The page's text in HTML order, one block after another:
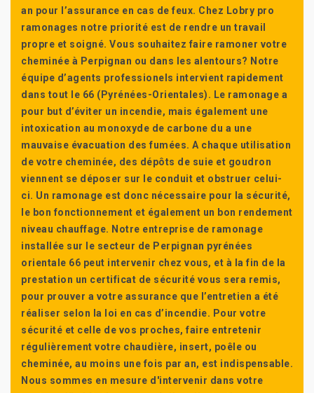
an pour l’assurance en cas de feux. Chez Lobry pro
ramonages notre priorité est de rendre un travail
propre et soigné. Vous souhaitez faire ramoner votre
cheminée à Perpignan ou dans les alentours? Notre
équipe d’agents professionels intervient rapidement
dans tout le 66 (Pyrénées-Orientales). Le ramonage a
pour but d’éviter un incendie, mais également une
intoxication au monoxyde de carbone du a une
mauvaise évacuation des fumées. A chaque utilisation
de votre cheminée, des dépôts de suie et goudron
viennent se déposer sur le conduit et obstruer celui-
ci. Un ramonage est donc nécessaire pour la sécurité,
le bon fonctionnement et également un bon rendement
niveau chauffage. Notre entreprise de ramonage
installée sur le secteur de Perpignan pyrénées
orientale 66 peut intervenir chez vous, et à la fin de la
prestation un certificat de sécurité vous sera remis,
pour prouver a votre assurance que l’entretien a été
réaliser selon la loi en cas d’incendie. Pour votre
sécurité et celle de vos proches, faire entretenir
régulièrement votre chaudière, insert, poêle ou
cheminée, au moins une fois par an, est indispensable.
Nous sommes en mesure d'intervenir dans votre